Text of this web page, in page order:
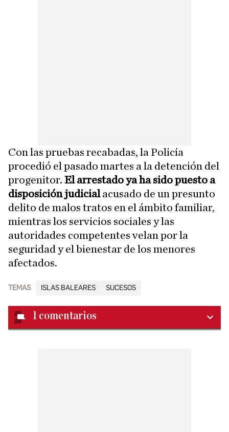
Con las pruebas recabadas, la Policía
procedió el pasado martes a la detención del
progenitor. El arrestado ya ha sido puesto a
disposición judicialacusado de un presunto
delito de malos tratos en el ámbito familiar,
mientras los servicios sociales y las
autoridades competentes velan por la
seguridad y el bienestar de los menores
afectados.
TEMAS ISLAS BALEARES SUCESOS
1 comentarios